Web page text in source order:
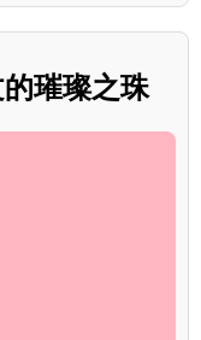
璀璨之珠